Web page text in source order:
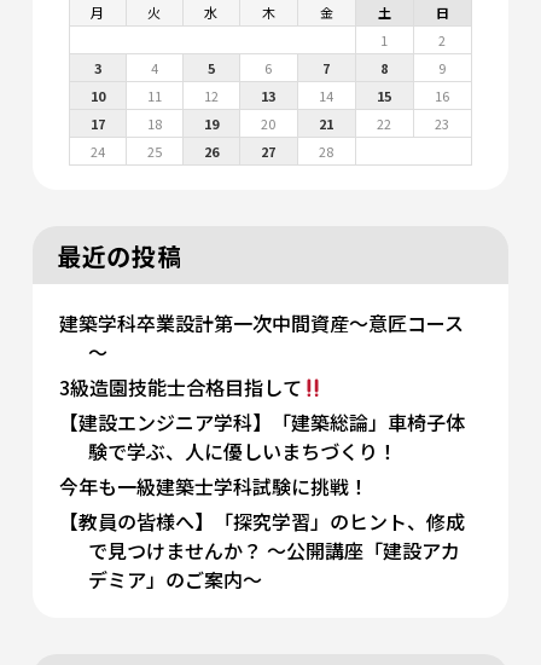
月 火 水 木 金 土
日
1
2
3
4 5 6 7 8
9
10
11 12 13 14 15
16
17
18 19 20 21 22
23
24
25 26 27 28
最近の投稿
建築学科卒業設計第一次中間資産～意匠コース
～
3級造園技能士合格目指して
【建設エンジニア学科】「建築総論」車椅子体
験で学ぶ、人に優しいまちづくり！
今年も一級建築士学科試験に挑戦！
【教員の皆様へ】「探究学習」のヒント、修成
で見つけませんか？ 〜公開講座「建設アカ
デミア」のご案内〜